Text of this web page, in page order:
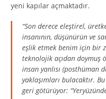
yeni kapılar açmaktadır.
“Son derece eleştirel,
insanının, düşünürün ve
eşlik etmek benim için bir
teknolojik açıdan doymuş
insan yanlısı (posthüman
yaklaşımları bulacaktır.
geri götürüyor: